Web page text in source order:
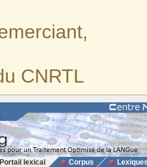
CNRTL
Portail lexical Corpus